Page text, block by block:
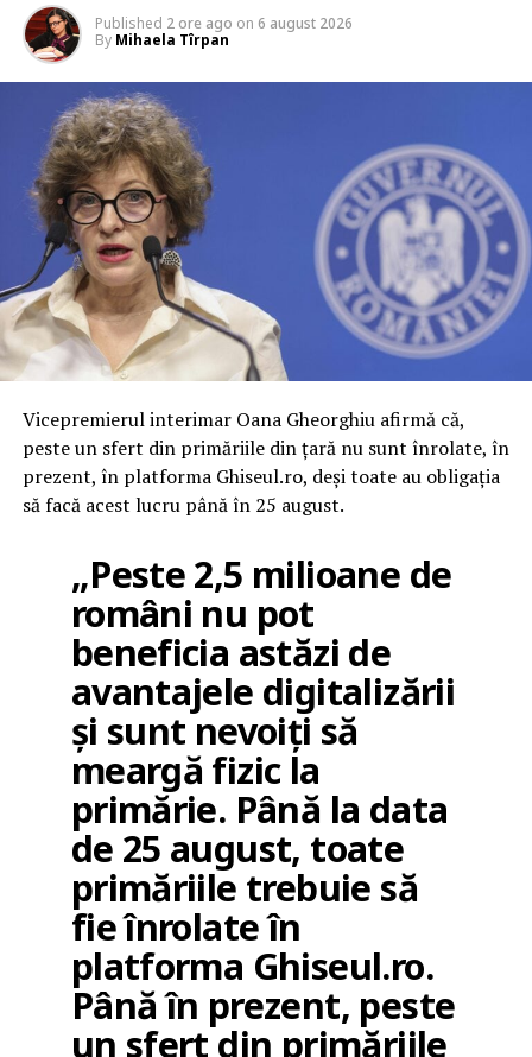
Published 2 ore ago on 6 august 2026
By Mihaela Tîrpan
Vicepremierul interimar Oana Gheorghiu afirmă că,
peste un sfert din primăriile din ţară nu sunt înrolate, în
prezent, în platforma Ghiseul.ro, deşi toate au obligaţia
să facă acest lucru până în 25 august.
„Peste 2,5 milioane de
români nu pot
beneficia astăzi de
avantajele digitalizării
şi sunt nevoiţi să
meargă fizic la
primărie. Până la data
de 25 august, toate
primăriile trebuie să
fie înrolate în
platforma Ghiseul.ro.
Până în prezent, peste
un sfert din primăriile